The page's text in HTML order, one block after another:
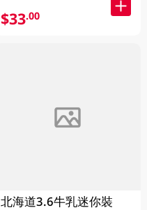
$33.00
北海道3.6牛乳迷你裝